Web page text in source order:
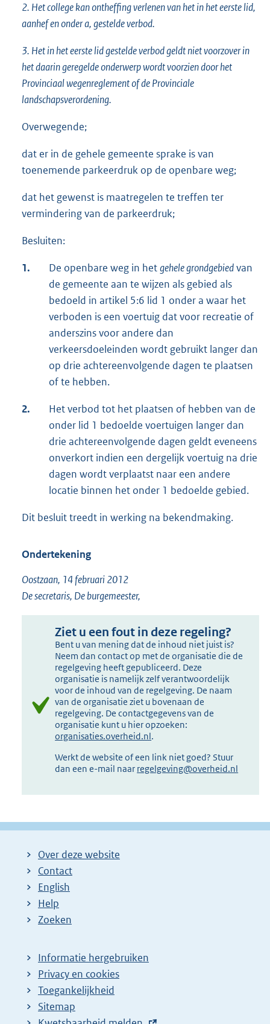
2. Het college kan ontheffing verlenen van het in het eerste lid,
aanhef en onder a, gestelde verbod.
3. Het in het eerste lid gestelde verbod geldt niet voorzover in
het daarin geregelde onderwerp wordt voorzien door het
Provinciaal wegenreglement of de Provinciale
landschapsverordening.
Overwegende;
dat er in de gehele gemeente sprake is van
toenemende parkeerdruk op de openbare weg;
dat het gewenst is maatregelen te treffen ter
vermindering van de parkeerdruk;
Besluiten:
1. De openbare weg in hetgehele grondgebiedvan
de gemeente aan te wijzen als gebied als
bedoeld in artikel 5:6 lid 1 onder a waar het
verboden is een voertuig dat voor recreatie of
anderszins voor andere dan
verkeersdoeleinden wordt gebruikt langer dan
op drie achtereenvolgende dagen te plaatsen
of te hebben.
2.
Het verbod tot het plaatsen of hebben van de
onder lid 1 bedoelde voertuigen langer dan
drie achtereenvolgende dagen geldt eveneens
onverkort indien een dergelijk voertuig na drie
dagen wordt verplaatst naar een andere
locatie binnen het onder 1 bedoelde gebied.
Dit besluit treedt in werking na bekendmaking.
Ondertekening
Oostzaan, 14 februari 2012
De secretaris, De burgemeester,
Ziet u een fout in deze regeling?
Bent u van mening dat de inhoud niet juist is?
Neem dan contact op met de organisatie die de
regelgeving heeft gepubliceerd. Deze
organisatie is namelijk zelf verantwoordelijk
voor de inhoud van de regelgeving. De naam
van de organisatie ziet u bovenaan de
regelgeving. De contactgegevens van de
organisatie kunt u hier opzoeken:
organisaties.overheid.nl.
Werkt de website of een link niet goed? Stuur
dan een e-mail naar regelgeving@overheid.nl
Over deze website
Contact
English
Help
Zoeken
Informatie hergebruiken
Privacy en cookies
Toegankelijkheid
Sitemap